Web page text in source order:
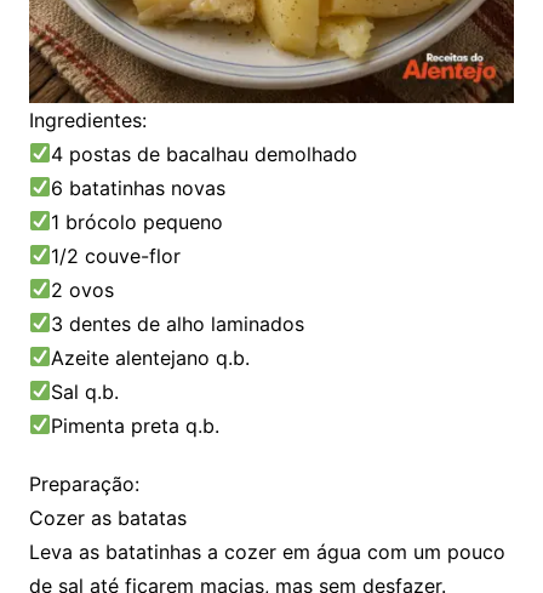
Ingredientes:
4 postas de bacalhau demolhado
6 batatinhas novas
1 brócolo pequeno
1/2 couve-flor
2 ovos
3 dentes de alho laminados
Azeite alentejano q.b.
Sal q.b.
Pimenta preta q.b.
Preparação:
Cozer as batatas
Leva as batatinhas a cozer em água com um pouco
de sal até ficarem macias, mas sem desfazer.